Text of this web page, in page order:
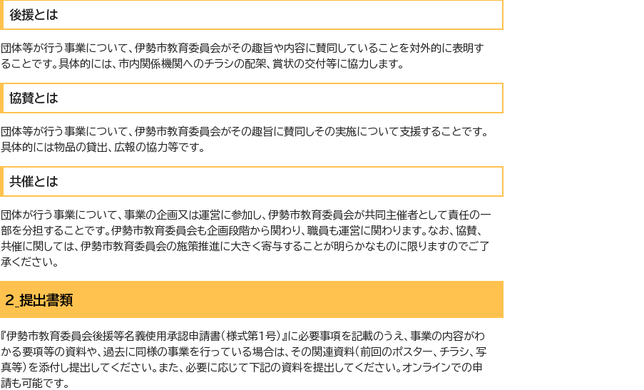
後援とは
団体等が行う事業について、伊勢市教育委員会がその趣旨や内容に賛同していることを対外的に表明す
ることです。具体的には、市内関係機関へのチラシの配架、賞状の交付等に協力します。
協賛とは
団体等が行う事業について、伊勢市教育委員会がその趣旨に賛同しその実施について支援することです。
具体的には物品の貸出、広報の協力等です。
共催とは
団体が行う事業について、事業の企画又は運営に参加し、伊勢市教育委員会が共同主催者として責任の一
部を分担することです。伊勢市教育委員会も企画段階から関わり、職員も運営に関わります。なお、協賛、
共催に関しては、伊勢市教育委員会の施策推進に大きく寄与することが明らかなものに限りますのでご了
承ください。
2_提出書類
『伊勢市教育委員会後援等名義使用承認申請書（様式第1号）』に必要事項を記載のうえ、事業の内容がわ
かる要項等の資料や、過去に同様の事業を行っている場合は、その関連資料（前回のポスター、チラシ、写
真等）を添付し提出してください。また、必要に応じて下記の資料を提出してください。オンラインでの申
請も可能です。